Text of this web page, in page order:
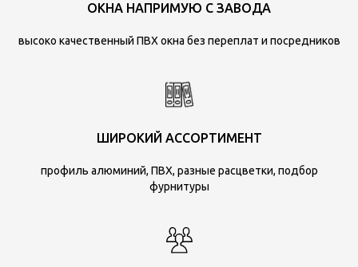
ОКНА НАПРИМУЮ С ЗАВОДА
высоко качественный ПВХ окна без переплат и посредников
ШИРОКИЙ АССОРТИМЕНТ
профиль алюминий, ПВХ, разные расцветки, подбор
фурнитуры